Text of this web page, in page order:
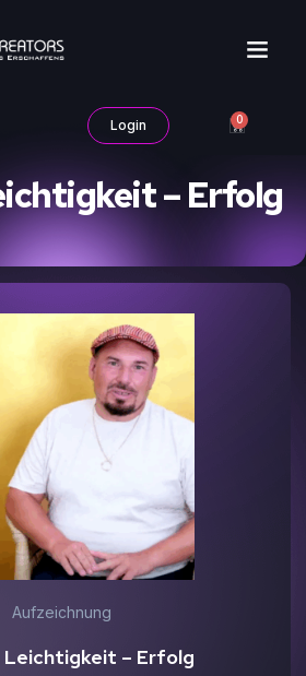
Login 0
– Erfolg
Aufzeichnung
Leichtigkeit – Erfolg